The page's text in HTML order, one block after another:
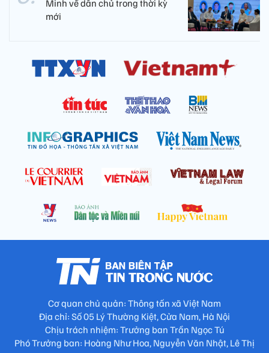
Minh về dân chủ trong thời kỳ
mới
Cơ quan chủ quản: Thông tấn xã Việt Nam
Địa chỉ: Số 05 Lý Thường Kiệt, Cửa Nam, Hà Nội
Chịu trách nhiệm: Trưởng ban Trần Ngọc Tú
Phó Trưởng ban: Hoàng Như Hoa, Nguyễn Văn Nhật, Lê Thị